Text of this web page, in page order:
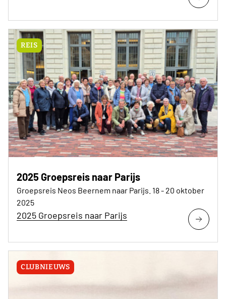
REIS
2025 Groepsreis naar Parijs
Groepsreis Neos Beernem naar Parijs. 18 - 20 oktober
2025
2025 Groepsreis naar Parijs
CLUBNIEUWS